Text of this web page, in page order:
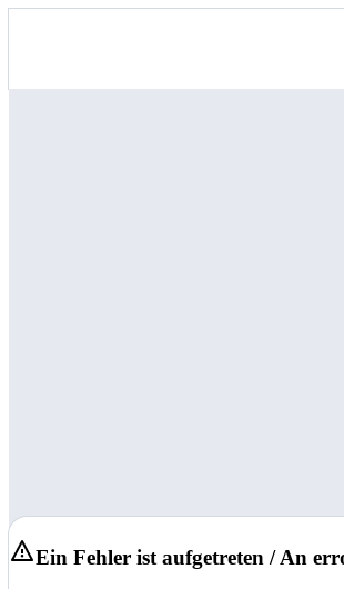
Ein Fehler ist aufgetreten / An